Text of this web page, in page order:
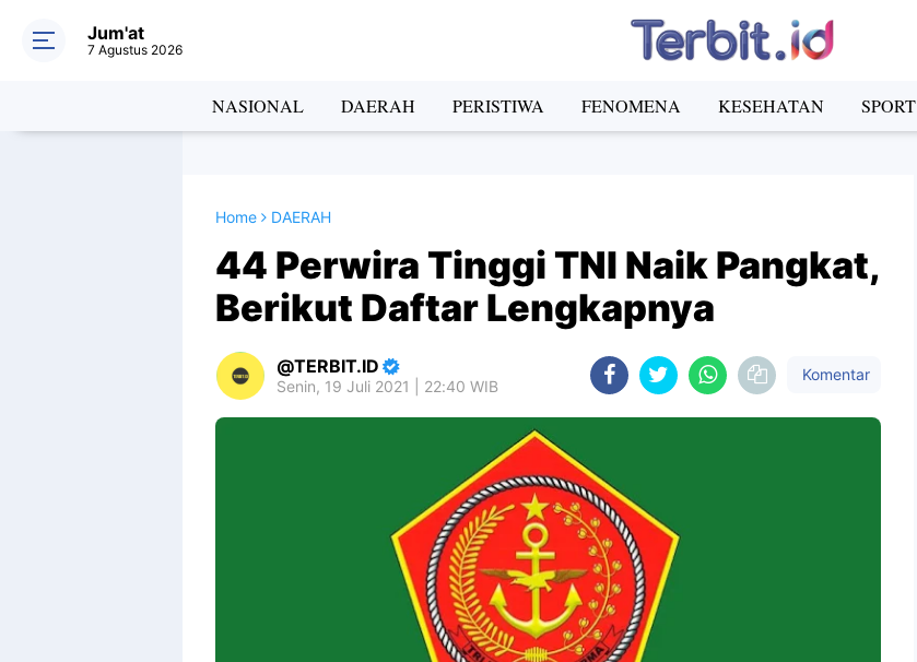
Jum'at
7 Agustus 2026
NASIONAL DAERAH PERISTIWA FENOMENA KESEHATAN SPORT
Home DAERAH
44 Perwira Tinggi TNI Naik Pangkat,
Berikut Daftar Lengkapnya
TERBIT.ID
Senin, 19 Juli 2021 | 22:40 WIB
Komentar